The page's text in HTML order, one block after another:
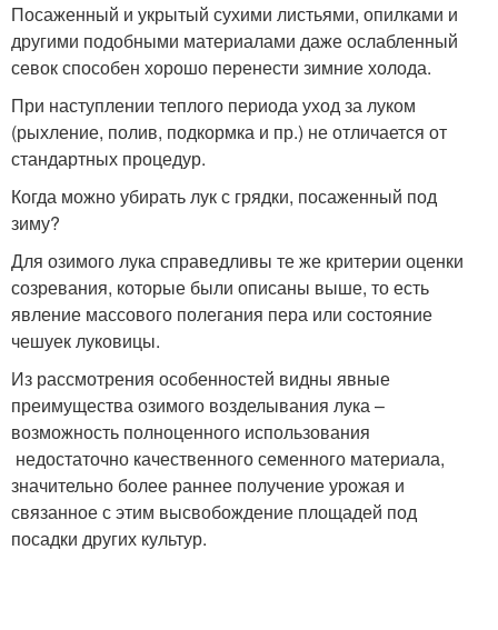
Посаженный и укрытый сухими листьями, опилками и
другими подобными материалами даже ослабленный
севок способен хорошо перенести зимние холода.
При наступлении теплого периода уход за луком
(рыхление, полив, подкормка и пр.) не отличается от
стандартных процедур.
Когда можно убирать лук с грядки, посаженный под
зиму?
Для озимого лука справедливы те же критерии оценки
созревания, которые были описаны выше, то есть
явление массового полегания пера или состояние
чешуек луковицы.
Из рассмотрения особенностей видны явные
преимущества озимого возделывания лука –
возможность полноценного использования
недостаточно качественного семенного материала,
значительно более раннее получение урожая и
связанное с этим высвобождение площадей под
посадки других культур.